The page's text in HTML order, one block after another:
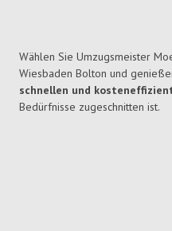
Wählen Sie Umzugsmeister
Wiesbaden Bolton und
schnellen und
Bedürfnisse zugeschnitten ist.